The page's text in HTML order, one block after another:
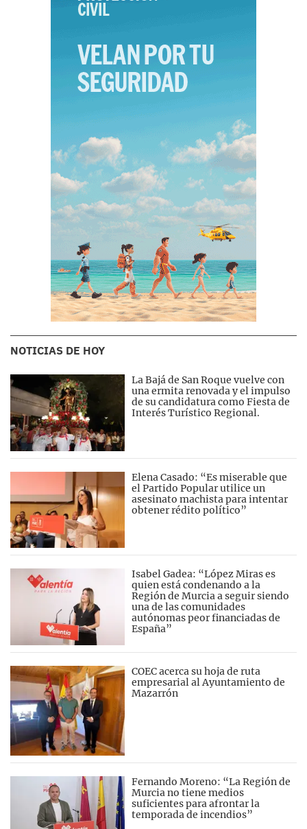
NOTICIAS DE HOY
La Bajá de San Roque vuelve con
una ermita renovada y el impulso
de su candidatura como Fiesta de
Interés Turístico Regional.
Elena Casado: “Es miserable que
el Partido Popular utilice un
asesinato machista para intentar
obtener rédito político”
Isabel Gadea: “López Miras es
quien está condenando a la
Región de Murcia a seguir siendo
una de las comunidades
autónomas peor financiadas de
España”
COEC acerca su hoja de ruta
empresarial al Ayuntamiento de
Mazarrón
Fernando Moreno: “La Región de
Murcia no tiene medios
suficientes para afrontar la
temporada de incendios”